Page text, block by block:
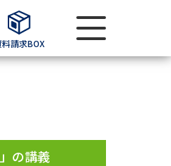
料請求BOX
の講義